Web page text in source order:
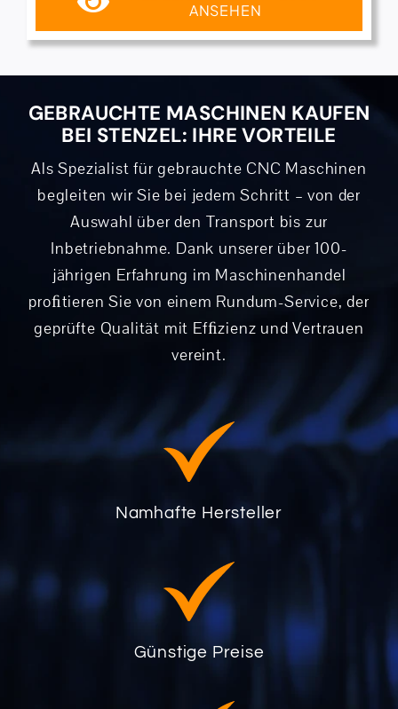
ANSEHEN
GEBRAUCHTE MASCHINEN KAUFEN
BEI STENZEL: IHRE VORTEILE
Als Spezialist für gebrauchte CNC Maschinen
begleiten wir Sie bei jedem Schritt – von der
Auswahl über den Transport bis zur
Inbetriebnahme. Dank unserer über 100-
jährigen Erfahrung im Maschinenhandel
proﬁtieren Sie von einem Rundum-Service, der
geprüfte Qualität mit Efﬁzienz und Vertrauen
vereint.
Namhafte Hersteller
Günstige Preise